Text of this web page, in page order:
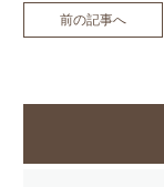
前の記事へ